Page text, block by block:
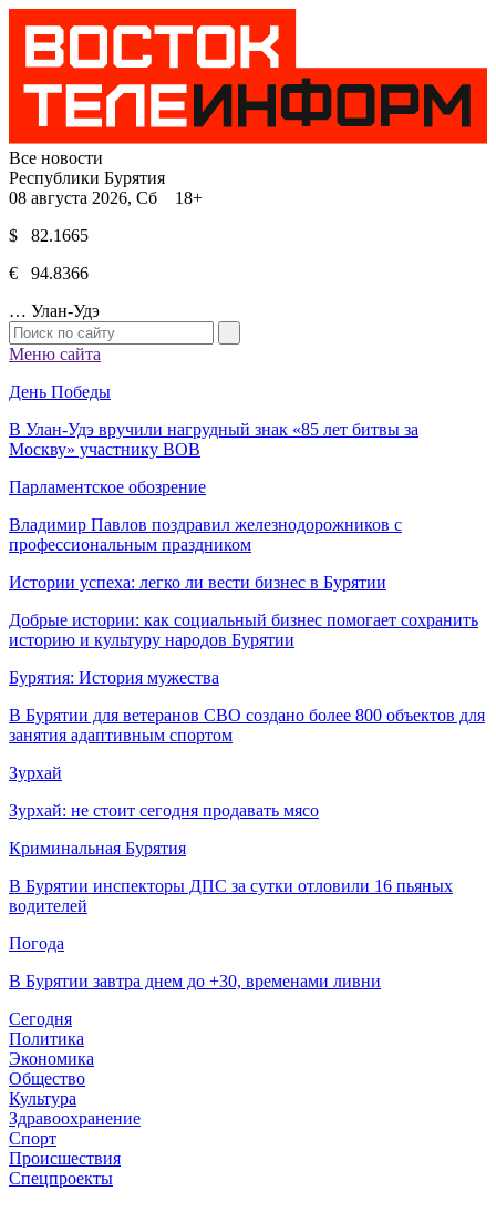
Все новости
Республики Бурятия
08 августа 2026, Сб 18+
$ 82.1665
€ 94.8366
… Улан-Удэ
Меню сайта
День Победы
В Улан-Удэ вручили нагрудный знак «85 лет битвы за
Москву» участнику ВОВ
Парламентское обозрение
Владимир Павлов поздравил железнодорожников с
профессиональным праздником
Истории успеха: легко ли вести бизнес в Бурятии
Добрые истории: как социальный бизнес помогает сохранить
историю и культуру народов Бурятии
Бурятия: История мужества
В Бурятии для ветеранов СВО создано более 800 объектов для
занятия адаптивным спортом
Зурхай
Зурхай: не стоит сегодня продавать мясо
Криминальная Бурятия
В Бурятии инспекторы ДПС за сутки отловили 16 пьяных
водителей
Погода
В Бурятии завтра днем до +30, временами ливни
Сегодня
Политика
Экономика
Общество
Культура
Здравоохранение
Спорт
Происшествия
Спецпроекты